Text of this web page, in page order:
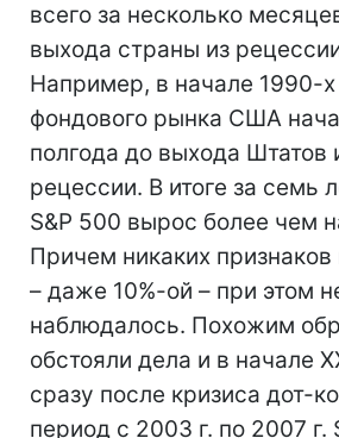
всего за несколько
выхода страны из
Например, в начале 1990-х
фондового рынка США
полгода до выхода Штатов
рецессии. В итоге за семь
S&P 500 вырос более чем
Причем никаких признаков
– даже 10%-ой – при этом
наблюдалось. Похожим
обстояли дела и в начале
сразу после кризиса дот-
период с 2003 г. по 2007 г.